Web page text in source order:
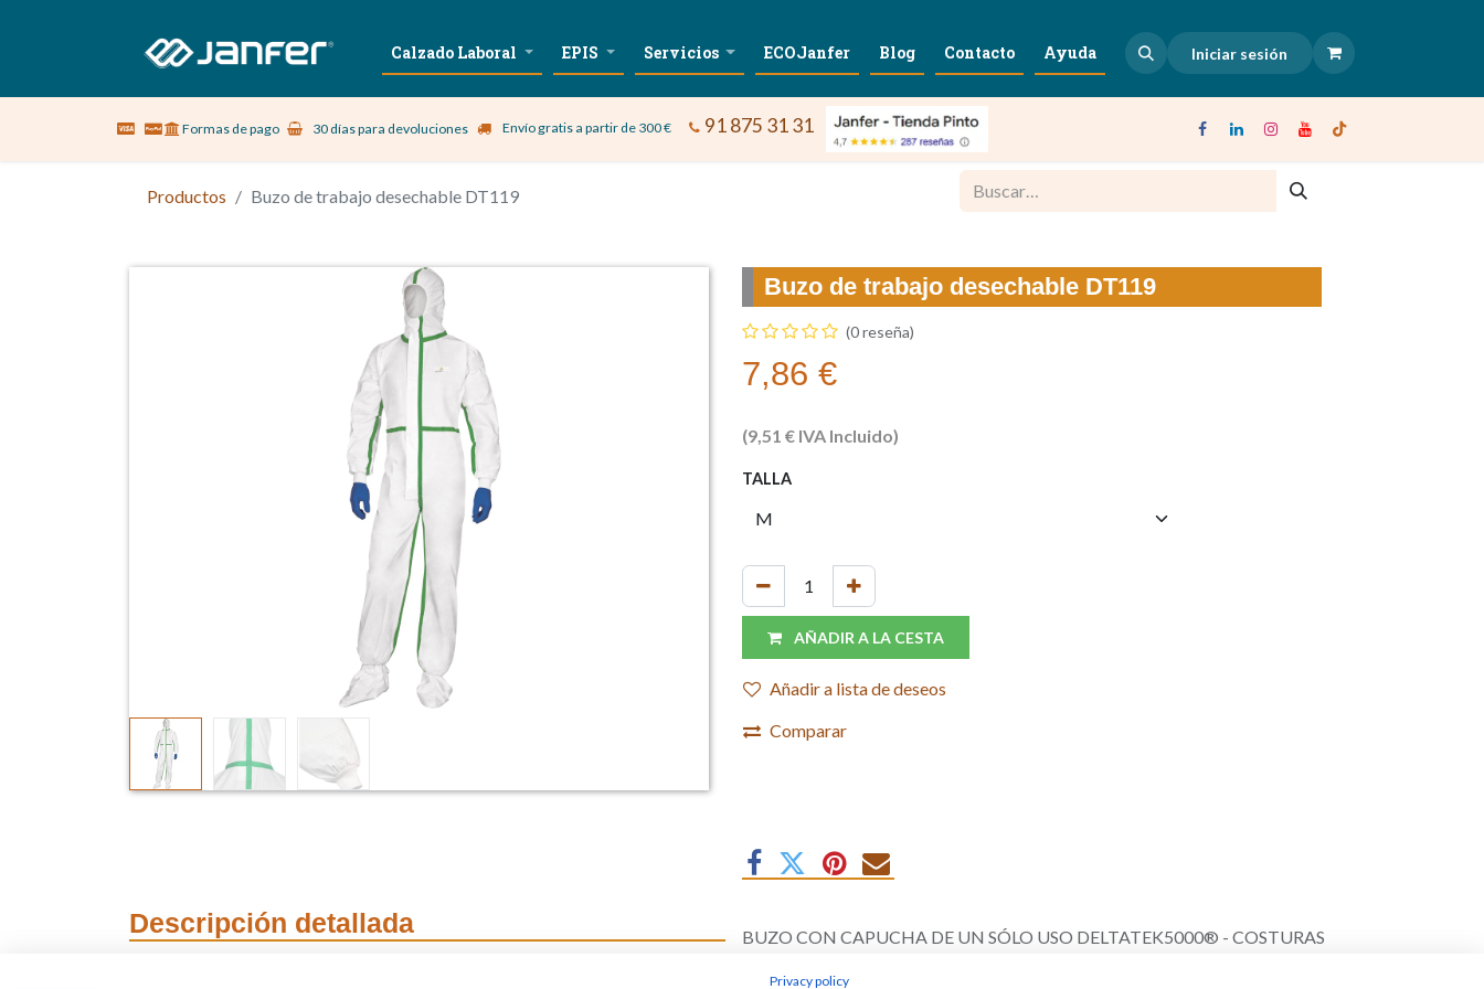
Sobre nosotros Vestuario Laboral Calzado Laboral EPIS Servicios ECOJanfer Blog Contacto Ayuda Iniciar sesión
Formas de pago 30 días para devoluciones Envío gratis a partir de 300 € 91 875 31 31
Productos Buzo de trabajo desechable DT119
Buzo de trabajo desechable DT119
(0 reseña)
7,86 €
(9,51 € IVA Incluido)
TALLA
AÑADIR A LA CESTA
Añadir a lista de deseos
Comparar
Descripción detallada
BUZO CON CAPUCHA DE UN SÓLO USO DELTATEK5000® - COSTURAS
Privacy policy